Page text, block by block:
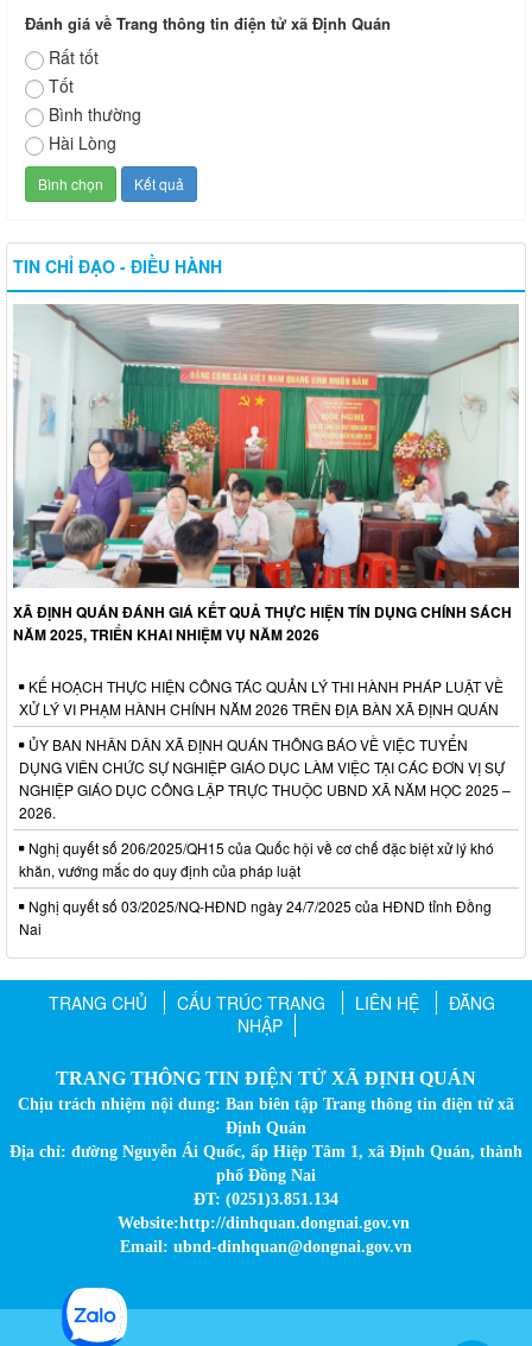
Đánh giá về Trang thông tin điện tử xã Định Quán
Rất tốt
Tốt
Bình thường
Hài Lòng
TIN CHỈ ĐẠO - ĐIỀU HÀNH
XÃ ĐỊNH QUÁN ĐÁNH GIÁ KẾT QUẢ THỰC HIỆN TÍN DỤNG CHÍNH SÁCH
NĂM 2025, TRIỂN KHAI NHIỆM VỤ NĂM 2026
KẾ HOẠCH THỰC HIỆN CÔNG TÁC QUẢN LÝ THI HÀNH PHÁP LUẬT VỀ
XỬ LÝ VI PHẠM HÀNH CHÍNH NĂM 2026 TRÊN ĐỊA BÀN XÃ ĐỊNH QUÁN
ỦY BAN NHÂN DÂN XÃ ĐỊNH QUÁN THÔNG BÁO VỀ VIỆC TUYỂN
DỤNG VIÊN CHỨC SỰ NGHIỆP GIÁO DỤC LÀM VIỆC TẠI CÁC ĐƠN VỊ SỰ
NGHIỆP GIÁO DỤC CÔNG LẬP TRỰC THUỘC UBND XÃ NĂM HỌC 2025 –
2026.
Nghị quyết số 206/2025/QH15 của Quốc hội về cơ chế đặc biệt xử lý khó
khăn, vướng mắc do quy định của pháp luật
Nghị quyết số 03/2025/NQ-HĐND ngày 24/7/2025 của HĐND tỉnh Đồng
Nai
TRANG CHỦ CẤU TRÚC TRANG LIÊN HỆ
ĐĂNG
NHẬP
TRANG THÔNG TIN ĐIỆN TỬ XÃ ĐỊNH QUÁN
Chịu trách nhiệm nội dung: Ban biên tập Trang thông tin điện tử xã
Định Quán
Địa chỉ: đường Nguyễn Ái Quốc, ấp Hiệp Tâm 1, xã Định Quán, thành
phố Đồng Nai
ĐT: (0251)3.851.134
Website:http://dinhquan.dongnai.gov.vn
Email: ubnd-dinhquan@dongnai.gov.vn​